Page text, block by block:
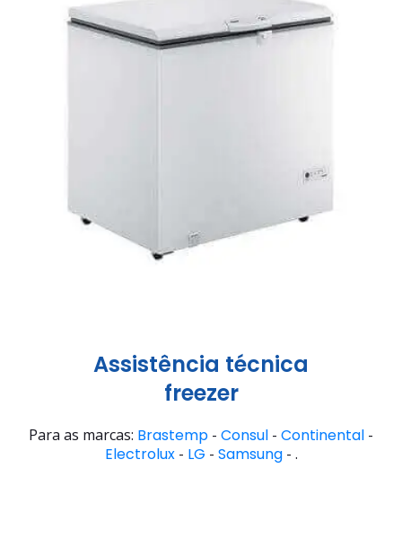
Assistência técnica
freezer
Para as marcas: Brastemp - Consul - Continental -
Electrolux- LG - Samsung- .